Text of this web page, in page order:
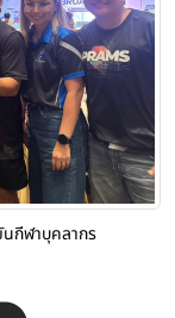
กีฬาบุคลากร